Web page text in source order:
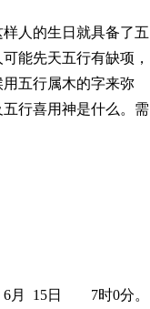
人的生日就具备了五
能先天五行有缺项，
五行属木的字来弥
行喜用神是什么。需
6月 15日
7时0分。